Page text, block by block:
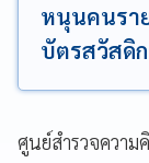
หนุนคนรา
บัตรสวัสดิ
ศูนย์สำรวจควา